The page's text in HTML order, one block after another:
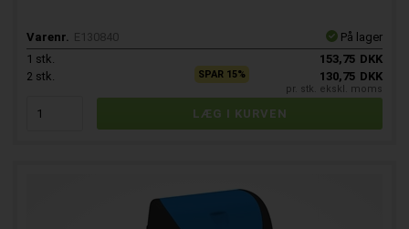
Varenr. E130840
På lager
1 stk. 153,75 DKK
2 stk. SPAR 15% 130,75 DKK
pr. stk. ekskl. moms